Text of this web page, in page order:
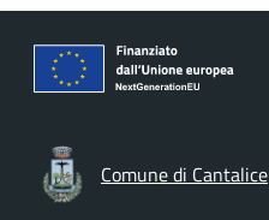
Comune di Cantalice